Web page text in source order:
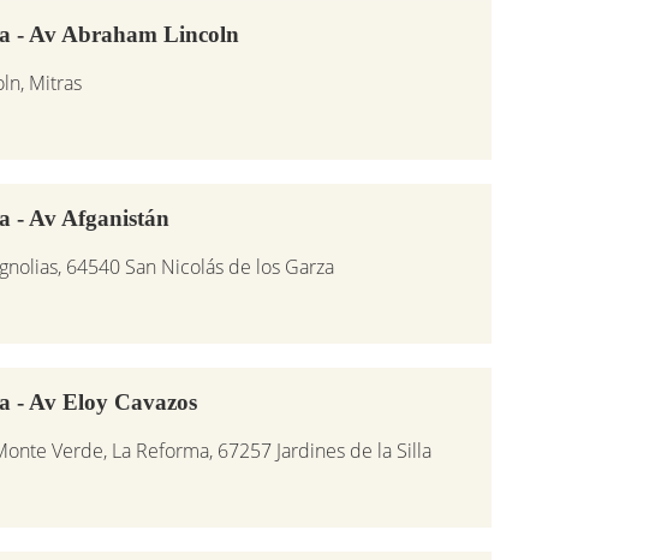
- Av Abraham Lincoln
Mitras
- Av Afganistán
64540 San Nicolás de los Garza
- Av Eloy Cavazos
Verde, La Reforma, 67257 Jardines de la Silla